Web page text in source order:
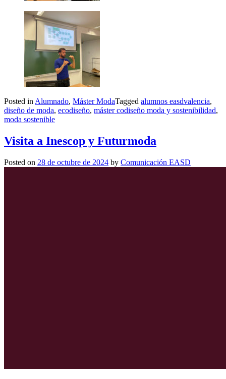
Posted in Alumnado, Máster ModaTagged alumnos easdvalencia,
diseño de moda, ecodiseño, máster codiseño moda y sostenibilidad,
moda sostenible
Visita a Inescop y Futurmoda
Posted on 28 de octubre de 2024 by Comunicación EASD